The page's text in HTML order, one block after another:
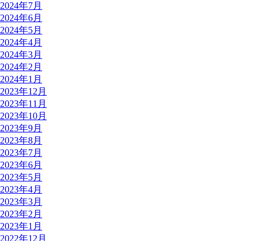
2024年7月
2024年6月
2024年5月
2024年4月
2024年3月
2024年2月
2024年1月
2023年12月
2023年11月
2023年10月
2023年9月
2023年8月
2023年7月
2023年6月
2023年5月
2023年4月
2023年3月
2023年2月
2023年1月
2022年12月